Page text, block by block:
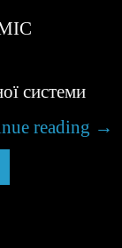
системи
reading →